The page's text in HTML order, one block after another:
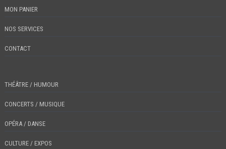
MON PANIER
NOS SERVICES
CONTACT
THÉÂTRE / HUMOUR
CONCERTS / MUSIQUE
OPÉRA / DANSE
CULTURE / EXPOS